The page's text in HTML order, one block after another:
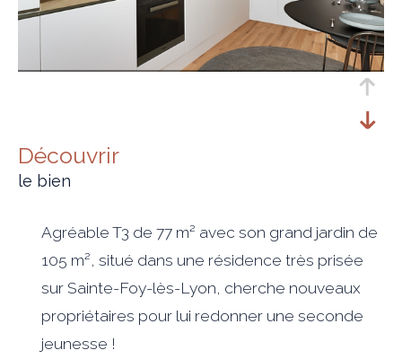
découvrir
le bien
Agréable T3 de 77 m² avec son grand jardin de
105 m², situé dans une résidence très prisée
sur Sainte-Foy-lès-Lyon, cherche nouveaux
propriétaires pour lui redonner une seconde
jeunesse !